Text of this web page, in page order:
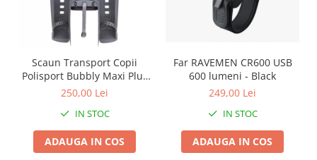
Scaun Transport Copii
Polisport Bubbly Maxi Plus
CFS PRINDERE pe
250,00 Lei
IN STOC
ADAUGA IN COS
Far RAVEMEN CR600 USB
600 lumeni - Black
249,00 Lei
IN STOC
ADAUGA IN COS